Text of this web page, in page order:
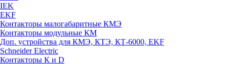
IEK
EKF
Контакторы малогабаритные КМЭ
Контакторы модульные КМ
Доп. устройства для КМЭ, КТЭ, КТ-6000, EKF
Schneider Electric
Контакторы К и D